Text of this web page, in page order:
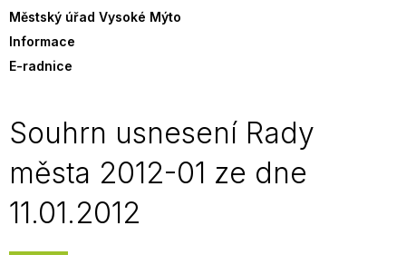
Městský úřad Vysoké Mýto
Informace
E-radnice
Souhrn usnesení Rady
města 2012-01 ze dne
11.01.2012